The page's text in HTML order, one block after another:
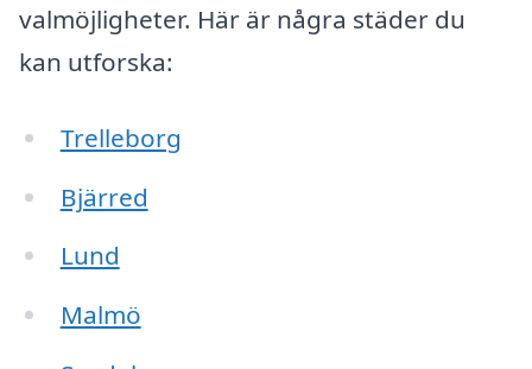
valmöjligheter. Här är några städer du
kan utforska:
Trelleborg
Bjärred
Lund
Malmö